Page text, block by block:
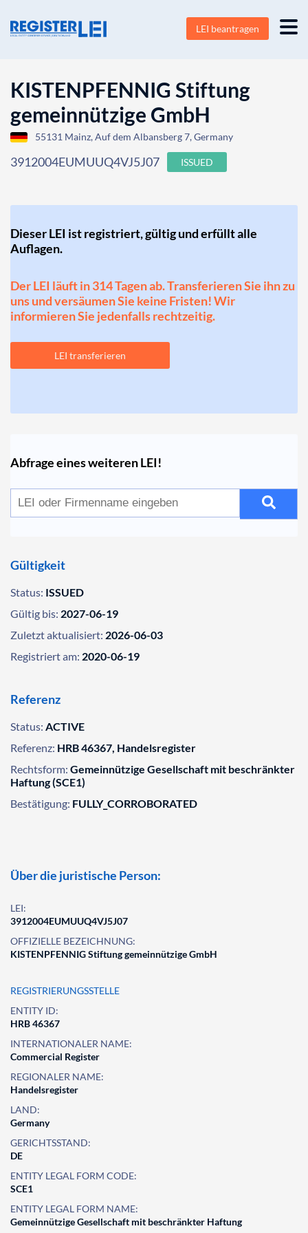
LEI beantragen
KISTENPFENNIG Stiftung
gemeinnützige GmbH
55131 Mainz, Auf dem Albansberg 7, Germany
3912004EUMUUQ4VJ5J07 ISSUED
Dieser LEI ist registriert, gültig und erfüllt alle
Auflagen.
Der LEI läuft in 314 Tagen ab. Transferieren Sie ihn zu
uns und versäumen Sie keine Fristen! Wir
informieren Sie jedenfalls rechtzeitig.
LEI transferieren
Abfrage eines weiteren LEI!
Gültigkeit
Status: ISSUED
Gültig bis: 2027-06-19
Zuletzt aktualisiert: 2026-06-03
Registriert am: 2020-06-19
Referenz
Status: ACTIVE
Referenz: HRB 46367, Handelsregister
Rechtsform: Gemeinnützige Gesellschaft mit beschränkter
Haftung (SCE1)
Bestätigung: FULLY_CORROBORATED
Über die juristische Person:
LEI:
3912004EUMUUQ4VJ5J07
OFFIZIELLE BEZEICHNUNG:
KISTENPFENNIG Stiftung gemeinnützige GmbH
REGISTRIERUNGSSTELLE
ENTITY ID:
HRB 46367
INTERNATIONALER NAME:
Commercial Register
REGIONALER NAME:
Handelsregister
LAND:
Germany
GERICHTSSTAND:
DE
ENTITY LEGAL FORM CODE:
SCE1
ENTITY LEGAL FORM NAME:
Gemeinnützige Gesellschaft mit beschränkter Haftung